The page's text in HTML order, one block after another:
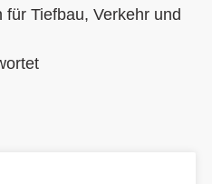
für Tiefbau, Verkehr und